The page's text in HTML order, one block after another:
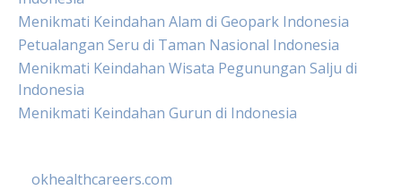
Menikmati Keindahan Alam di Geopark Indonesia
Petualangan Seru di Taman Nasional Indonesia
Menikmati Keindahan Wisata Pegunungan Salju di
Indonesia
Menikmati Keindahan Gurun di Indonesia
okhealthcareers.com